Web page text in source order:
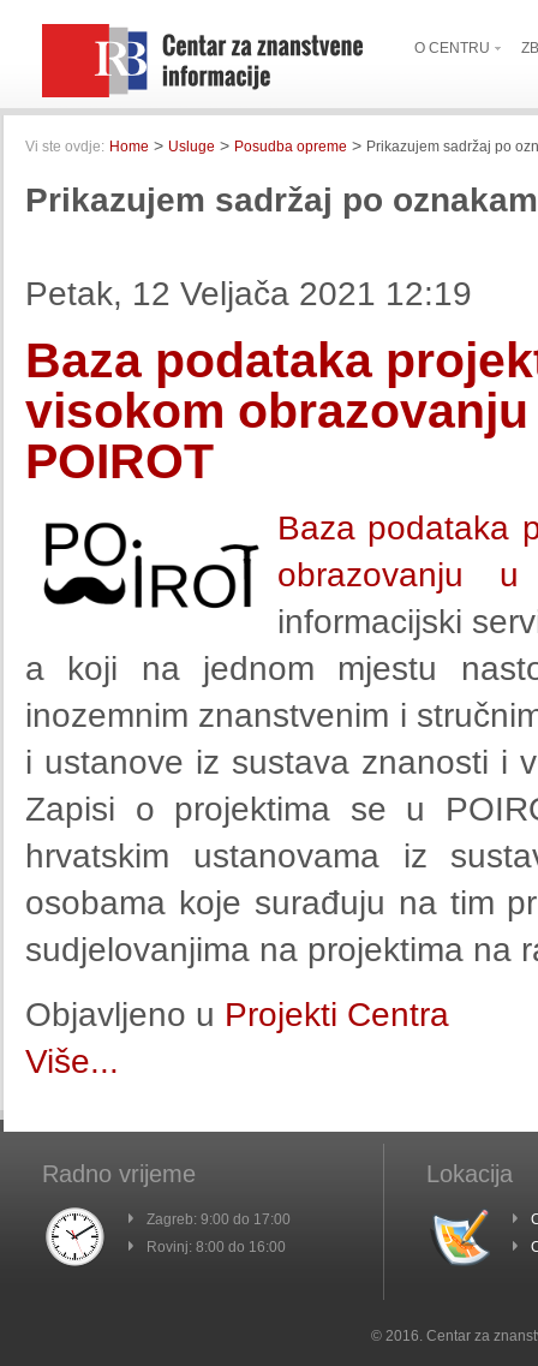
O CENTRU
Vi ste ovdje: Home > Usluge > Posudba opreme > Prikazujem sadržaj po
Prikazujem sadržaj po
Petak, 12 Veljača 2021 12:19
Baza podataka
visokom
POIROT
Baza podataka
obrazovanju
informacijski
a koji na jednom mjestu
inozemnim znanstvenim i
i ustanove iz sustava znanosti i
Zapisi o projektima se u
hrvatskim ustanovama iz
osobama koje surađuju na tim
sudjelovanjima na projektima na
Objavljeno u Projekti Centra
Više...
Radno vrijeme
Zagreb: 9:00 do 17:00
Rovinj: 8:00 do 16:00
Lokacija
© 2016. Centar za